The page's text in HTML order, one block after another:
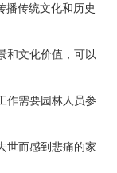
播传统文化和历史
和文化价值，可以
作需要园林人员参
世而感到悲痛的家